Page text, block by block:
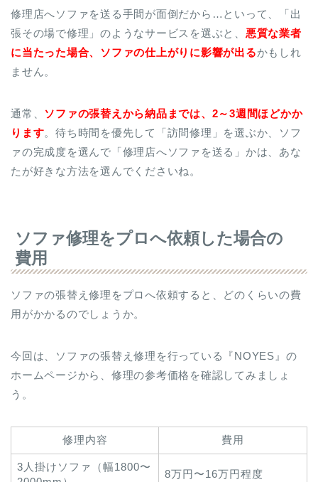
修理店へソファを送る手間が面倒だから…といって、「出
張その場で修理」のようなサービスを選ぶと、 悪質な業者
に当たった場合、ソファの仕上がりに影響が出るかもしれ
ません。
通常、 ソファの張替えから納品までは、2～3週間ほどかか
ります。待ち時間を優先して「訪問修理」を選ぶか、ソフ
ァの完成度を選んで「修理店へソファを送る」かは、あな
たが好きな方法を選んでくださいね。
ソファ修理をプロへ依頼した場合の
費用
ソファの張替え修理をプロへ依頼すると、どのくらいの費
用がかかるのでしょうか。
今回は、ソファの張替え修理を行っている『NOYES』の
ホームページから、修理の参考価格を確認してみましょ
う。
修理内容 費用
3人掛けソファ（幅1800〜
8万円〜16万円程度